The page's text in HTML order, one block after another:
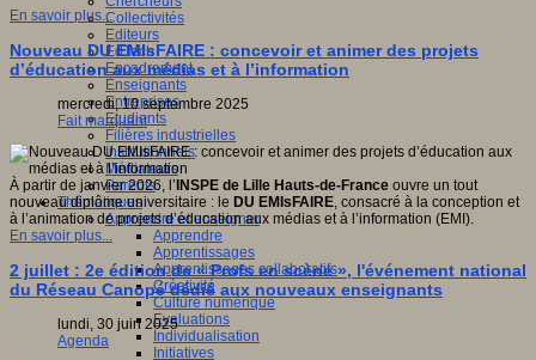
Collectivités
Editeurs
EdTech
Encadrement
Enseignants
Entreprises
Etudiants
Filières industrielles
Institutionnels
Médiateurs
Parents
Thématiques
Apprendre et enseigner
Apprendre
Apprentissages
Apprentissages collaboratifs
Créativité
Culture numérique
Evaluations
Individualisation
Initiatives
En savoir plus...
Nouveau DU EMIsFAIRE : concevoir et animer des projets
d’éducation aux médias et à l’information
mercredi, 10 septembre 2025
Fait marquant
À partir de janvier 2026, l’ INSPE de Lille Hauts-de-France ouvre un tout
nouveau diplôme universitaire : le DU EMIsFAIRE, consacré à la conception et
à l’animation de projets d’éducation aux médias et à l’information (EMI).
En savoir plus...
2 juillet : 2e édition de « Profs en scène », l'événement national
du Réseau Canopé dédié aux nouveaux enseignants
lundi, 30 juin 2025
Agenda